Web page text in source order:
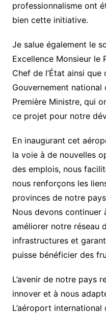
professionnalisme ont
bien cette initiative.
Je salue également le
Excellence Monsieur le
Chef de l’État ainsi que
Gouvernement
Première Ministre, qui
ce projet pour notre
En inaugurant cet
la voie à de nouvelles
des emplois, nous
nous renforçons les
provinces de notre
Nous devons continuer
améliorer notre réseau
infrastructures et
puisse bénéficier des
L’avenir de notre pays
innover et à nous
L’aéroport